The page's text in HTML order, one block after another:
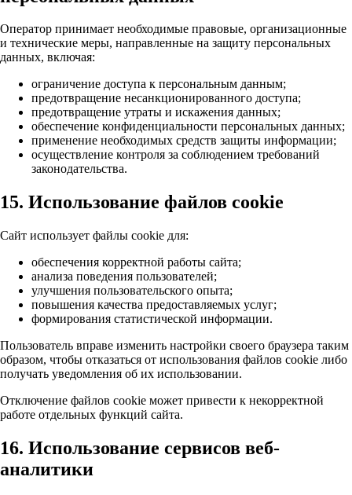
Оператор принимает необходимые правовые, организационные
и технические меры, направленные на защиту персональных
данных, включая:
ограничение доступа к персональным данным;
предотвращение несанкционированного доступа;
предотвращение утраты и искажения данных;
обеспечение конфиденциальности персональных данных;
применение необходимых средств защиты информации;
осуществление контроля за соблюдением требований
законодательства.
15. Использование файлов cookie
Сайт использует файлы cookie для:
обеспечения корректной работы сайта;
анализа поведения пользователей;
улучшения пользовательского опыта;
повышения качества предоставляемых услуг;
формирования статистической информации.
Пользователь вправе изменить настройки своего браузера таким
образом, чтобы отказаться от использования файлов cookie либо
получать уведомления об их использовании.
Отключение файлов cookie может привести к некорректной
работе отдельных функций сайта.
16. Использование сервисов веб-
аналитики